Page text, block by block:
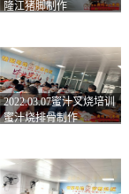
隆江猪脚制作
2022.03.07蜜汁叉烧培训
蜜汁烧排骨制作